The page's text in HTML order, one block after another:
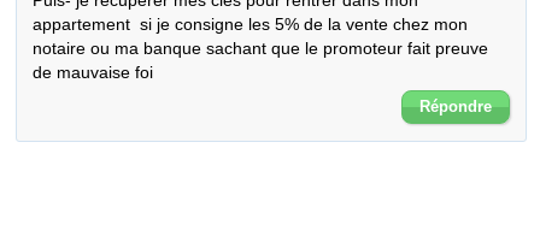
appartement  si je consigne les 5% de la vente chez mon
notaire ou ma banque sachant que le promoteur fait preuve
de mauvaise foi
Répondre